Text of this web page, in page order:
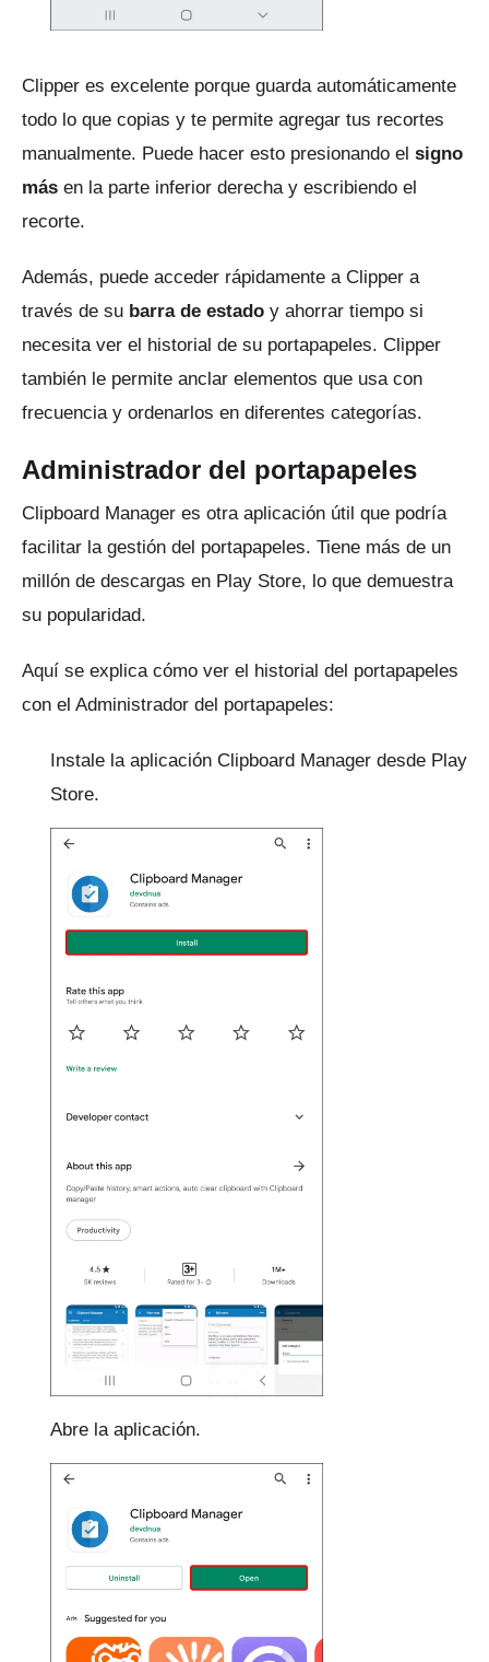
Clipper es excelente porque guarda automáticamente
todo lo que copias y te permite agregar tus recortes
manualmente. Puede hacer esto presionando el signo
más en la parte inferior derecha y escribiendo el
recorte.
Además, puede acceder rápidamente a Clipper a
través de su barra de estado y ahorrar tiempo si
necesita ver el historial de su portapapeles. Clipper
también le permite anclar elementos que usa con
frecuencia y ordenarlos en diferentes categorías.
Administrador del portapapeles
Clipboard Manager es otra aplicación útil que podría
facilitar la gestión del portapapeles. Tiene más de un
millón de descargas en Play Store, lo que demuestra
su popularidad.
Aquí se explica cómo ver el historial del portapapeles
con el Administrador del portapapeles:
Instale la aplicación Clipboard Manager desde Play
Store.
Abre la aplicación.